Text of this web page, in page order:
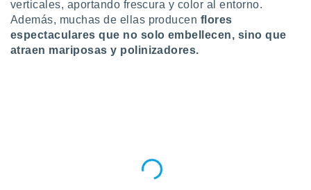
y
en
más
verticales, aportando frescura y color al entorno.
Además, muchas de ellas producen flores
espectaculares que no solo embellecen, sino que
atraen mariposas y polinizadores.